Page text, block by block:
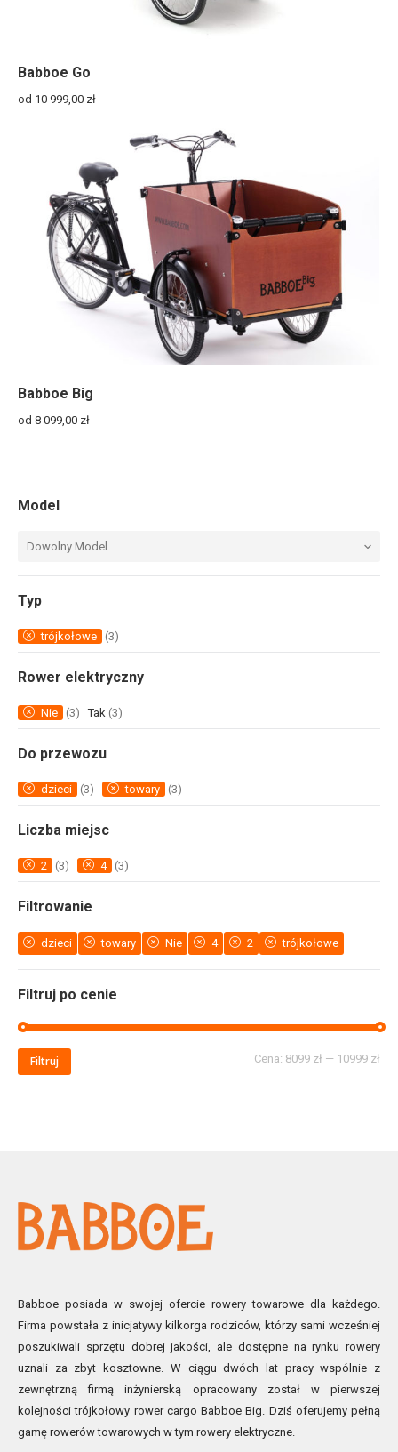
Babboe Go
od 10 999,00 zł
Babboe Big
od 8 099,00 zł
Model
Dowolny Model
Typ
trójkołowe (3)
Rower elektryczny
Nie (3) Tak (3)
Do przewozu
dzieci (3) towary (3)
Liczba miejsc
2 (3) 4 (3)
Filtrowanie
dzieci towary Nie 4 2 trójkołowe
Filtruj po cenie
Filtruj Cena: 8099 zł — 10999 zł
Babboe posiada w swojej ofercie rowery towarowe dla każdego.
Firma powstała z inicjatywy kilkorga rodziców, którzy sami wcześniej
poszukiwali sprzętu dobrej jakości, ale dostępne na rynku rowery
uznali za zbyt kosztowne. W ciągu dwóch lat pracy wspólnie z
zewnętrzną firmą inżynierską opracowany został w pierwszej
kolejności trójkołowy rower cargo Babboe Big. Dziś oferujemy pełną
gamę rowerów towarowych w tym rowery elektryczne.